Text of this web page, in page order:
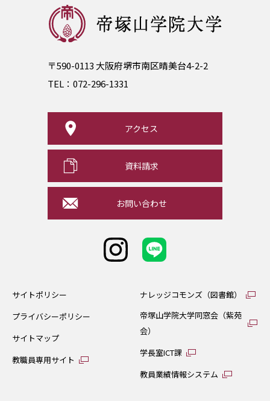
〒590-0113 大阪府堺市南区晴美台4-2-2
TEL： 072-296-1331
アクセス
資料請求
お問い合わせ
サイトポリシー
プライバシーポリシー
サイトマップ
教職員専用サイト
ナレッジコモンズ（図書館）
帝塚山学院大学同窓会（紫苑
会）
学長室ICT課
教員業績情報システム